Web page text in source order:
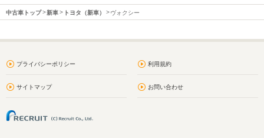
中古車トップ 新車 トヨタ（新車） ヴォクシー
プライバシーポリシー 利用規約
サイトマップ お問い合わせ